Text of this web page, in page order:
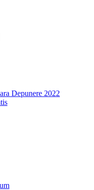
Depunere 2022